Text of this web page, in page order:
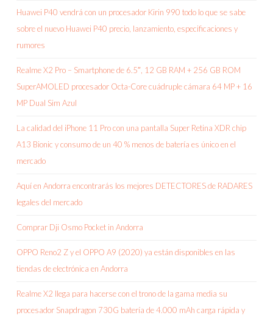
Huawei P40 vendrá con un procesador Kirin 990 todo lo que se sabe
sobre el nuevo Huawei P40 precio, lanzamiento, especificaciones y
rumores
Realme X2 Pro – Smartphone de 6.5″, 12 GB RAM + 256 GB ROM
SuperAMOLED procesador Octa-Core cuádruple cámara 64 MP + 16
MP Dual Sim Azul
La calidad del iPhone 11 Pro con una pantalla Super Retina XDR chip
A13 Bionic y consumo de un 40 % menos de batería es único en el
mercado
Aquí en Andorra encontrarás los mejores DETECTORES de RADARES
legales del mercado
Comprar Dji Osmo Pocket in Andorra
OPPO Reno2 Z y el OPPO A9 (2020) ya están disponibles en las
tiendas de electrónica en Andorra
Realme X2 llega para hacerse con el trono de la gama media su
procesador Snapdragon 730G batería de 4.000 mAh carga rápida y